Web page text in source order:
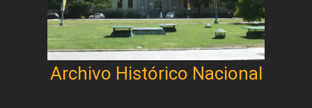
Archivo Histórico Nacional